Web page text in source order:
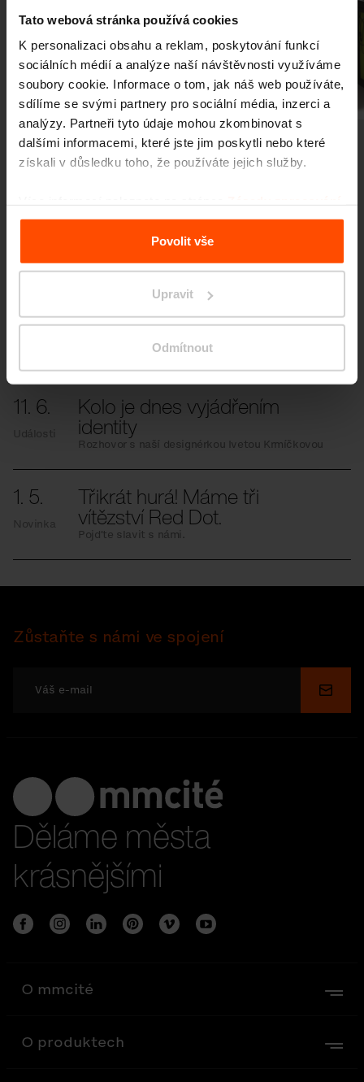
Tato webová stránka používá cookies
K personalizaci obsahu a reklam, poskytování funkcí
sociálních médií a analýze naší návštěvnosti využíváme
soubory cookie. Informace o tom, jak náš web používáte,
sdílíme se svými partnery pro sociální média, inzerci a
analýzy. Partneři tyto údaje mohou zkombinovat s
dalšími informacemi, které jste jim poskytli nebo které
získali v důsledku toho, že používáte jejich služby.
osobních údajů.
Povolit vše
Upravit
Odmítnout
Předchozí Další
3. 7. Studenti proměnili prostor
před školou
I malé změny mohou mít velký dopad.
11. 6.
Události
Kolo je dnes vyjádřením
identity
Rozhovor s naší designérkou Ivetou Krmíčkovou
1. 5.
Novinka
Třikrát hurá! Máme tři
vítězství Red Dot.
Pojďte slavit s námi.
Zůstaňte s námi ve spojení
Děláme města
krásnějšími
O mmcité
O produktech